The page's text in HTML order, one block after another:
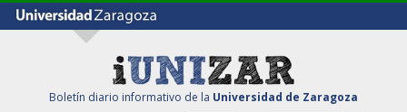
Boletín diario informativo de la Universidad de Zaragoza